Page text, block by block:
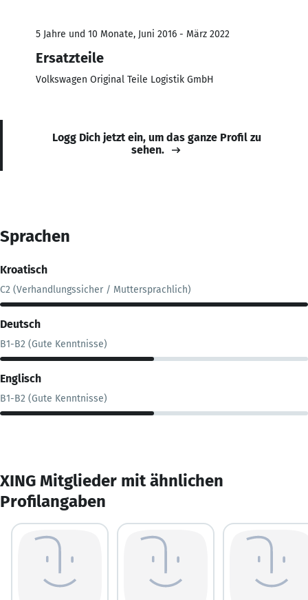
5 Jahre und 10 Monate, Juni 2016 - März 2022
Ersatzteile
Volkswagen Original Teile Logistik GmbH
Logg Dich jetzt ein, um das ganze Profil zu
sehen.
Sprachen
Kroatisch
C2 (Verhandlungssicher / Muttersprachlich)
Deutsch
B1-B2 (Gute Kenntnisse)
Englisch
B1-B2 (Gute Kenntnisse)
XING Mitglieder mit ähnlichen
Profilangaben